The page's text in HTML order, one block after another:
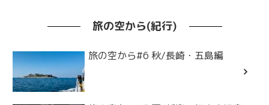
旅の空から(紀行)
旅の空から#6 秋/長崎・五島編